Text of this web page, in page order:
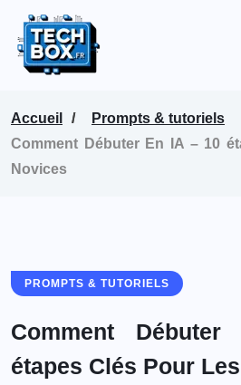
Accueil
Prompts & tutoriels
Comment Débuter En IA – 10
Novices
PROMPTS & TUTORIELS
Comment
étapes Clés Pour